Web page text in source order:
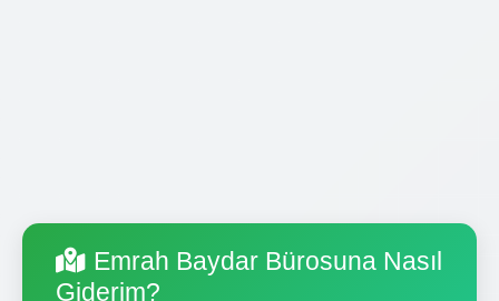
Emrah Baydar Bürosuna Nasıl
Giderim?